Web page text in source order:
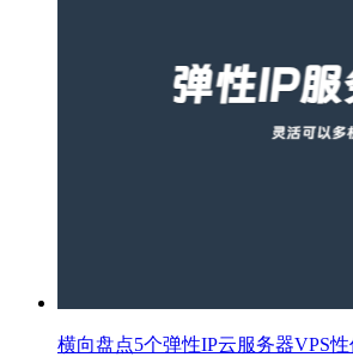
横向盘点5个弹性IP云服务器VPS